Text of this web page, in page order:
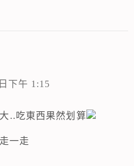
下午 1:15
..吃東西果然划算
一走